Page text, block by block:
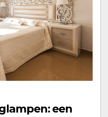
een